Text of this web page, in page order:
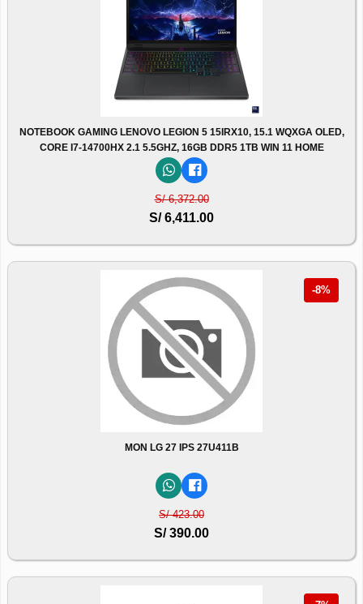
NOTEBOOK GAMING LENOVO LEGION 5 15IRX10, 15.1 WQXGA OLED,
CORE I7-14700HX 2.1 5.5GHZ, 16GB DDR5 1TB WIN 11 HOME
S/ 6,372.00
S/ 6,411.00
-8%
MON LG 27 IPS 27U411B
S/ 423.00
S/ 390.00